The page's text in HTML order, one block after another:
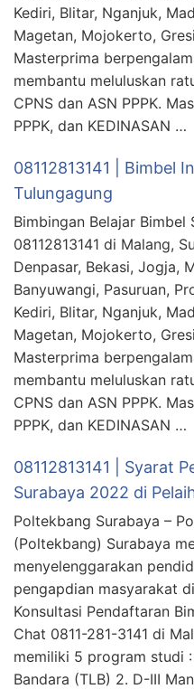
Kediri, Blitar, Nganjuk,
Magetan, Mojokerto,
Masterprima
membantu meluluskan
CPNS dan ASN PPPK.
PPPK, dan KEDINASAN …
08112813141 | Bimbel
Tulungagung
Bimbingan Belajar Bimbel
08112813141 di Malang,
Denpasar, Bekasi, Jogja,
Banyuwangi, Pasuruan,
Kediri, Blitar, Nganjuk,
Magetan, Mojokerto,
Masterprima
membantu meluluskan
CPNS dan ASN PPPK.
PPPK, dan KEDINASAN …
08112813141 | Syarat
Surabaya 2022 di
Poltekbang Surabaya –
(Poltekbang) Surabaya
menyelenggarakan
pengapdian masyarakat
Konsultasi Pendaftaran
Chat 0811-281-3141 di
memiliki 5 program studi
Bandara (TLB) 2. D-III